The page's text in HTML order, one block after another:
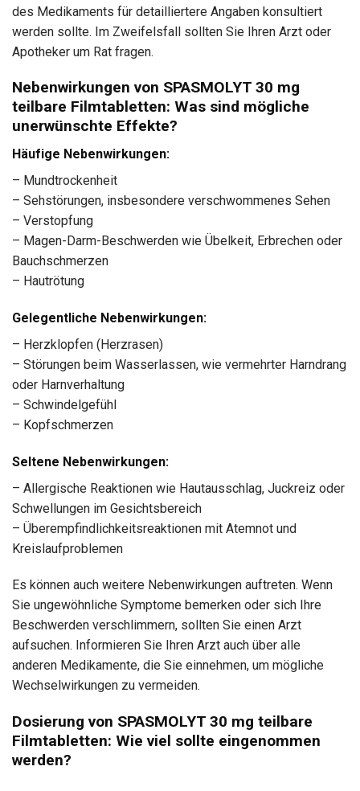
des Medikaments für detailliertere Angaben konsultiert
werden sollte. Im Zweifelsfall sollten Sie Ihren Arzt oder
Apotheker um Rat fragen.
Nebenwirkungen von SPASMOLYT 30 mg
teilbare Filmtabletten: Was sind mögliche
unerwünschte Effekte?
Häufige Nebenwirkungen:
– Mundtrockenheit
– Sehstörungen, insbesondere verschwommenes Sehen
– Verstopfung
– Magen-Darm-Beschwerden wie Übelkeit, Erbrechen oder
Bauchschmerzen
– Hautrötung
Gelegentliche Nebenwirkungen:
– Herzklopfen (Herzrasen)
– Störungen beim Wasserlassen, wie vermehrter Harndrang
oder Harnverhaltung
– Schwindelgefühl
– Kopfschmerzen
Seltene Nebenwirkungen:
– Allergische Reaktionen wie Hautausschlag, Juckreiz oder
Schwellungen im Gesichtsbereich
– Überempfindlichkeitsreaktionen mit Atemnot und
Kreislaufproblemen
Es können auch weitere Nebenwirkungen auftreten. Wenn
Sie ungewöhnliche Symptome bemerken oder sich Ihre
Beschwerden verschlimmern, sollten Sie einen Arzt
aufsuchen. Informieren Sie Ihren Arzt auch über alle
anderen Medikamente, die Sie einnehmen, um mögliche
Wechselwirkungen zu vermeiden.
Dosierung von SPASMOLYT 30 mg teilbare
Filmtabletten: Wie viel sollte eingenommen
werden?